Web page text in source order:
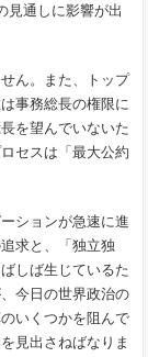
見通しに影響が出
ん。また、トップ
事務総長の権限に
を望んでいないた
セスは「最大公約
ションが急速に進
求と、「独立独
しば生じているた
今日の世界政治の
いくつかを阻んで
見出さねばなりま